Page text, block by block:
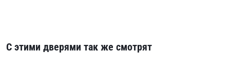
С этими дверями так же смотрят